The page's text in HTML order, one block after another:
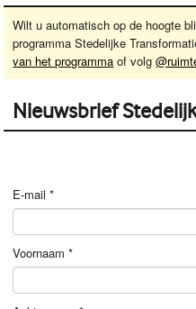
Wilt u automatisch op de hoogte
programma Stedelijke
van het programma of volg
Nieuwsbrief
E-mail*
Voornaam*